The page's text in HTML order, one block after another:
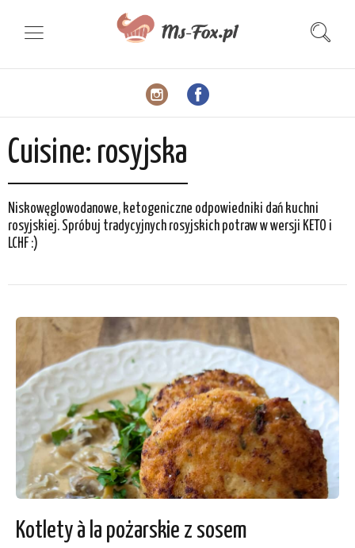
Cuisine: rosyjska
Niskowęglowodanowe, ketogeniczne odpowiedniki dań kuchni
rosyjskiej. Spróbuj tradycyjnych rosyjskich potraw w wersji KETO i
LCHF :)
Kotlety à la pożarskie z sosem